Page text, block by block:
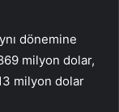
dönemine
milyon dolar,
milyon dolar